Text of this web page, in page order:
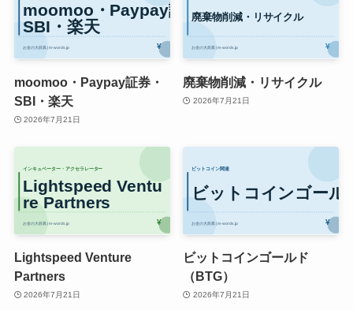
moomoo・Paypay証券・
SBI・楽天
2026年7月21日
廃棄物削減・リサイクル
2026年7月21日
Lightspeed Venture
Partners
2026年7月21日
ビットコインゴールド
（BTG）
2026年7月21日